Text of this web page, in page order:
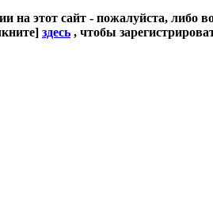
этот сайт - пожалуйста, либо
здесь , чтобы